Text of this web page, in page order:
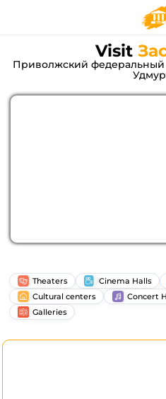
Visit
Приволжский
Theaters Cinema Halls
Cultural centers
Concert
Galleries